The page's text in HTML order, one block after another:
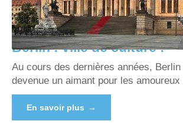
Berlin : ville de culture !
Au cours des dernières années,
devenue un aimant pour les
En savoir plus